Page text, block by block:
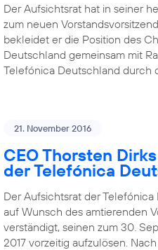
Der Aufsichtsrat hat in seiner
zum neuen
bekleidet er die Position des
Deutschland gemeinsam mit
Telefónica Deutschland durch
21. November 2016
CEO Thorsten
der Telefónica
Der Aufsichtsrat der
auf Wunsch des amtierenden
verständigt, seinen zum 30.
2017 vorzeitig aufzulösen.